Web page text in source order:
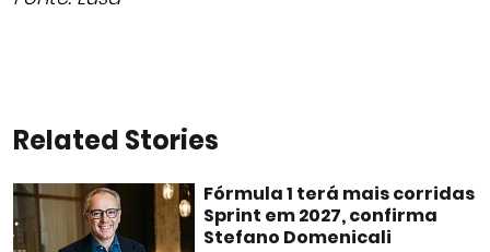
Related Stories
Fórmula 1 terá mais corridas
Sprint em 2027, confirma
Stefano Domenicali